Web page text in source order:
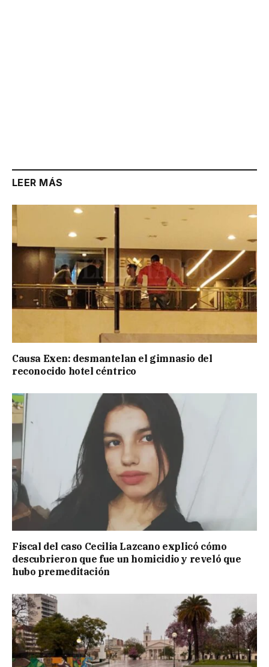
LEER MÁS
Causa Exen: desmantelan el gimnasio del
reconocido hotel céntrico
Fiscal del caso Cecilia Lazcano explicó cómo
descubrieron que fue un homicidio y reveló que
hubo premeditación